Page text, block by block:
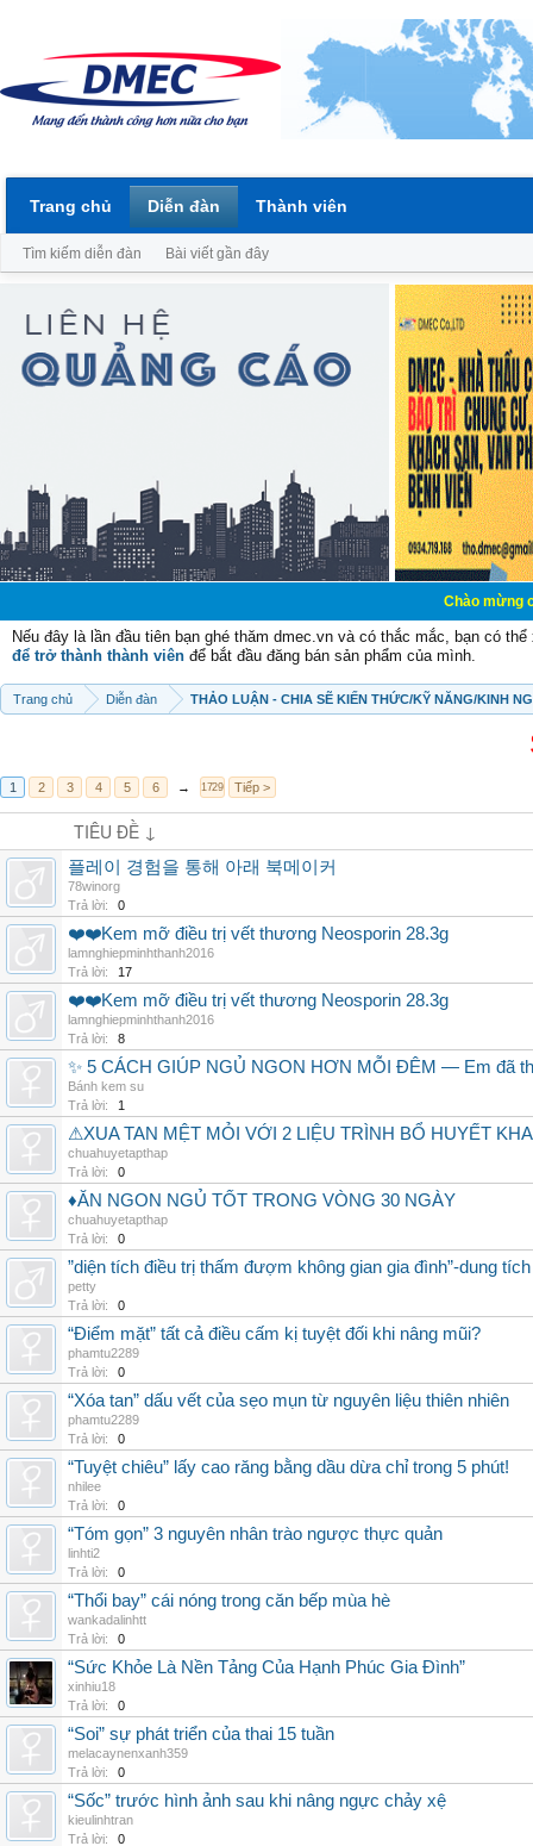
Chào mừng các bạn
Nếu đây là lần đầu tiên bạn ghé thăm dmec.vn và có thắc mắc, bạn có
để trở thành thành viên để bắt đầu đăng bán sản phẩm của mình.
Trang chủ Diễn đàn THẢO LUẬN - CHIA SẼ KIẾN THỨC/KỸ NĂNG/KINH
1 2 3 4 5 6 → 1729 Tiếp >
TIÊU ĐỀ ↓
플레이 경험을 통해 아래 북메이커
78winorg
Trả lời:
0
❤️❤️Kem mỡ điều trị vết thương Neosporin 28.3g
lamnghiepminhthanh2016
Trả lời:
17
❤️❤️Kem mỡ điều trị vết thương Neosporin 28.3g
lamnghiepminhthanh2016
Trả lời:
8
✨ 5 CÁCH GIÚP NGỦ NGON HƠN MỖI ĐÊM — Em đã
Bánh kem su
Trả lời:
1
⚠XUA TAN MỆT MỎI VỚI 2 LIỆU TRÌNH BỔ HUYẾT
chuahuyetapthap
Trả lời:
0
♦ĂN NGON NGỦ TỐT TRONG VÒNG 30 NGÀY
chuahuyetapthap
Trả lời:
0
”diện tích điều trị thấm đượm không gian gia đình”-dung
petty
Trả lời:
0
“Điểm mặt” tất cả điều cấm kị tuyệt đối khi nâng mũi?
phamtu2289
Trả lời:
0
“Xóa tan” dấu vết của sẹo mụn từ nguyên liệu thiên nhiên
phamtu2289
Trả lời:
0
“Tuyệt chiêu” lấy cao răng bằng dầu dừa chỉ trong 5 phút!
nhilee
Trả lời:
0
“Tóm gọn” 3 nguyên nhân trào ngược thực quản
linhti2
Trả lời:
0
“Thổi bay” cái nóng trong căn bếp mùa hè
wankadalinhtt
Trả lời:
0
“Sức Khỏe Là Nền Tảng Của Hạnh Phúc Gia Đình”
xinhiu18
Trả lời:
0
“Soi” sự phát triển của thai 15 tuần
melacaynenxanh359
Trả lời:
0
“Sốc” trước hình ảnh sau khi nâng ngực chảy xệ
kieulinhtran
Trả lời:
0
Trang chủ Diễn đàn
Tìm kiếm diễn đàn Bài viết gần đây
Thành viên